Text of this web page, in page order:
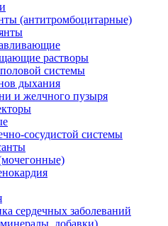
(антитромбоцитарные)
растворы
системы
дыхания
и желчного пузыря
сосудистой системы
сердечных заболеваний
добавки)